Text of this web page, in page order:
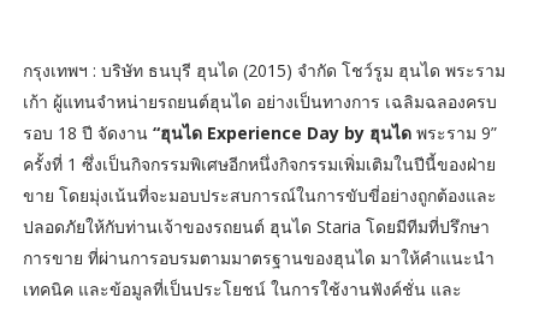
กรุงเทพฯ : บริษัท ธนบุรี ฮุนได (2015) จำกัด โชว์รูม ฮุนได พระราม
เก้า ผู้แทนจำหน่ายรถยนต์ฮุนได อย่างเป็นทางการ เฉลิมฉลองครบ
รอบ 18 ปี จัดงาน “ฮุนได Experience Day by ฮุนได พระราม 9”
ครั้งที่ 1 ซึ่งเป็นกิจกรรมพิเศษอีกหนึ่งกิจกรรมเพิ่มเติมในปีนี้ของฝ่าย
ขาย โดยมุ่งเน้นที่จะมอบประสบการณ์ในการขับขี่อย่างถูกต้องและ
ปลอดภัยให้กับท่านเจ้าของรถยนต์ ฮุนได Staria โดยมีทีมที่ปรึกษา
การขาย ที่ผ่านการอบรมตามมาตรฐานของฮุนได มาให้คำแนะนำ
เทคนิค และข้อมูลที่เป็นประโยชน์ ในการใช้งานฟังค์ชั่น และ